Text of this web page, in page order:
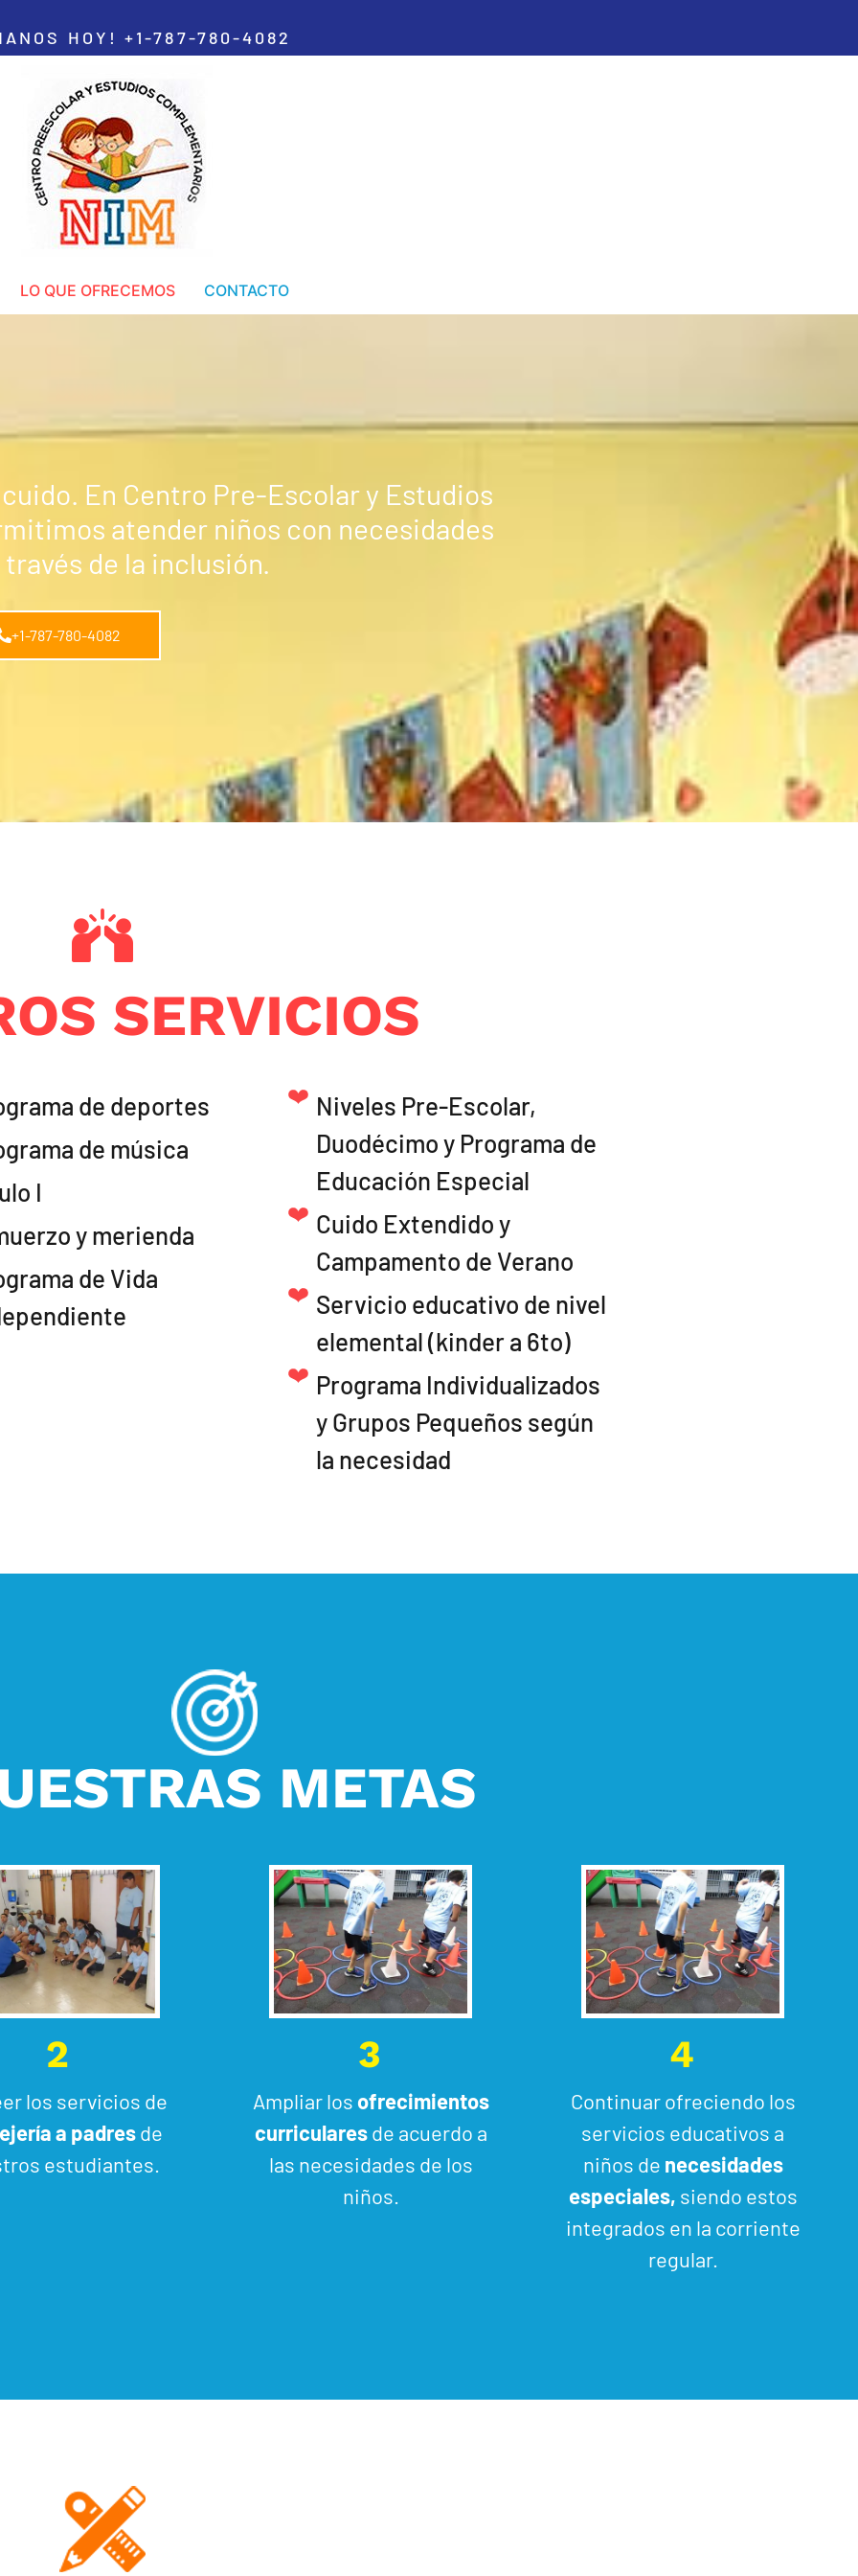
HOY! +1-787-780-4082
LO QUE OFRECEMOS CONTACTO
En Centro Pre-Escolar y Estudios
atender niños con necesidades
de la inclusión.
+1-787-780-4082
SERVICIOS
de deportes
de música
I
y merienda
de Vida
Niveles Pre-Escolar,
Duodécimo y Programa de
Educación Especial
Cuido Extendido y
Campamento de Verano
Servicio educativo de nivel
elemental (kinder a 6to)
Programa Individualizados
y Grupos Pequeños según
la necesidad
METAS
2
los servicios de
a padresde
estudiantes.
3
Ampliar losofrecimientos
curricularesde acuerdo a
las necesidades de los
niños.
4
Continuar ofreciendo los
servicios educativos a
niños de necesidades
especiales, siendo estos
integrados en la corriente
regular.